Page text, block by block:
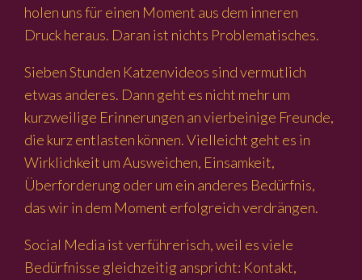
holen uns für einen Moment aus dem inneren
Druck heraus. Daran ist nichts Problematisches.
Sieben Stunden Katzenvideos sind vermutlich
etwas anderes. Dann geht es nicht mehr um
kurzweilige Erinnerungen an vierbeinige Freunde,
die kurz entlasten können. Vielleicht geht es in
Wirklichkeit um Ausweichen, Einsamkeit,
Überforderung oder um ein anderes Bedürfnis,
das wir in dem Moment erfolgreich verdrängen.
Social Media ist verführerisch, weil es viele
Bedürfnisse gleichzeitig anspricht: Kontakt,